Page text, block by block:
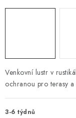
OSTATNÍ
VÝPRODEJ
Vše o nákupu Info
Venkovní lustr v
ochranou pro terasy
3-6 týdnů